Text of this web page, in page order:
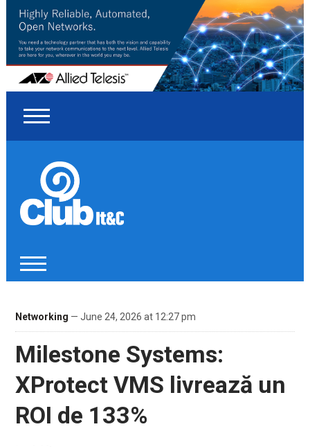
Networking — June 24, 2026 at 12:27 pm
Milestone Systems:
XProtect VMS livrează un
ROI de 133%